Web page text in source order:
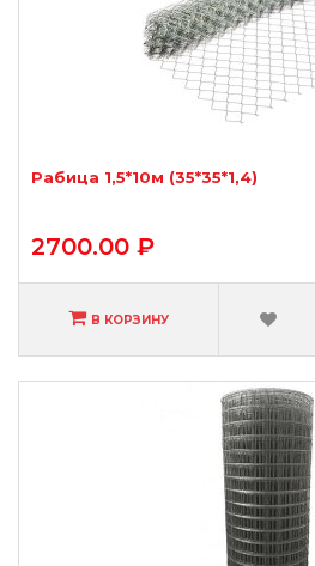
Рабица 1,5*10м (35*35*1,4)
2700.00 ₽
В КОРЗИНУ